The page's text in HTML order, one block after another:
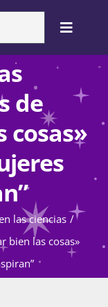
Toggle
género
de
cosas»
las ciencias
bien las cosas»